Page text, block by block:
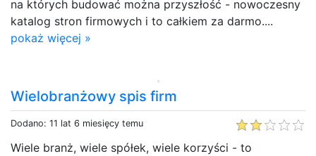
na których budować można przyszłość - nowoczesny
katalog stron firmowych i to całkiem za darmo....
pokaż więcej »
Wielobranżowy spis firm
Dodano: 11 lat 6 miesięcy temu
Wiele branż, wiele spółek, wiele korzyści - to